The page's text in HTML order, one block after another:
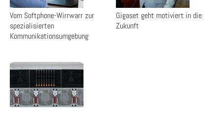
Vom Softphone-Wirrwarr zur
spezialisierten
Kommunikationsumgebung
Gigaset geht motiviert in die
Zukunft